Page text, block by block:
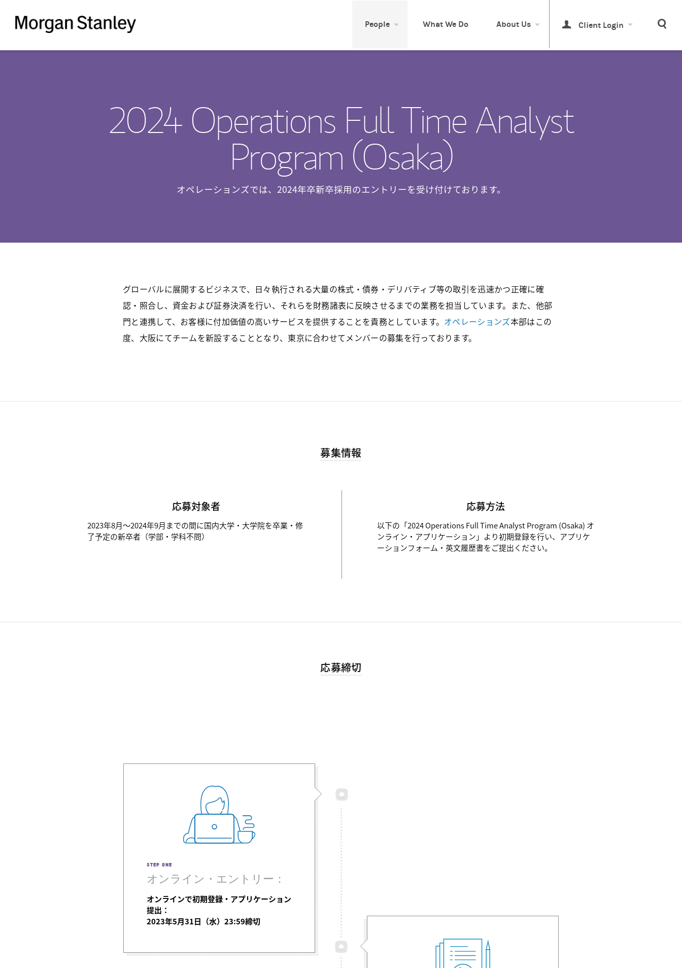
Stanley People What We Do About Us Client Login
2024 Operations Full Time Analyst
Program (Osaka)
オペレーションズでは、2024年卒新卒採用のエントリーを受け付けております。
グローバルに展開するビジネスで、日々執行される大量の株式・債券・デリバティブ等の取引を迅速かつ正確に確
認・照合し、資金および証券決済を行い、それらを財務諸表に反映させるまでの業務を担当しています。また、他部
門と連携して、お客様に付加価値の高いサービスを提供することを責務としています。 オペレーションズ本部はこの
度、大阪にてチームを新設することとなり、東京に合わせてメンバーの募集を行っております。
募集情報
応募対象者
2023年8月～2024年9月までの間に国内大学・大学院を卒業・修
了予定の新卒者（学部・学科不問）
応募方法
以下の「2024 Operations Full Time Analyst Program (Osaka) オ
ンライン・アプリケーション」より初期登録を行い、アプリケ
ーションフォーム・英文履歴書をご提出ください。
応募締切
STEP ONE
オンライン・エントリー：
オンラインで初期登録・アプリケーション
提出：
2023年5月31日（水）23:59締切